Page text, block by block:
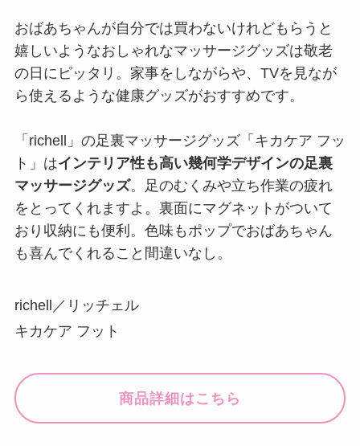
おばあちゃんが自分では買わないけれどもらうと
嬉しいようなおしゃれなマッサージグッズは敬老
の日にピッタリ。家事をしながらや、TVを見なが
ら使えるような健康グッズがおすすめです。
「richell」の足裏マッサージグッズ「キカケア フッ
ト」はインテリア性も高い幾何学デザインの足裏
マッサージグッズ。足のむくみや立ち作業の疲れ
をとってくれますよ。裏面にマグネットがついて
おり収納にも便利。色味もポップでおばあちゃん
も喜んでくれること間違いなし。
richell／リッチェル
キカケア フット
商品詳細はこちら